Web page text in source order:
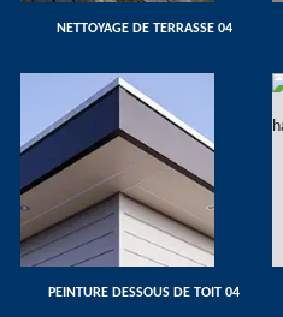
NETTOYAGE DE TERRASSE 04
PEINTURE DESSOUS DE TOIT 04